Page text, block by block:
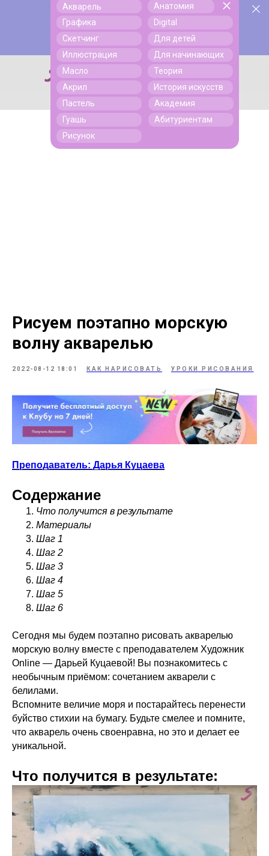
Поиск
Поиск
Акварель
Графика
Скетчинг
Иллюстрация
Масло
Акрил
Пастель
Гуашь
Рисунок
Анатомия
Digital
Для детей
Для начинающих
Теория
История искусств
Академия
Абитуриентам
Рисуем поэтапно морскую
волну акварелью
2022-08-12 18:01 КАК НАРИСОВАТЬ УРОКИ РИСОВАНИЯ
Преподаватель: Дарья Куцаева
Содержание
Что получится в результате
Материалы
Шаг 1
Шаг 2
Шаг 3
Шаг 4
Шаг 5
Шаг 6
Сегодня мы будем поэтапно рисовать акварелью
морскую волну вместе с преподавателем Художник
Online — Дарьей Куцаевой! Вы познакомитесь с
необычным приёмом: сочетанием акварели с
белилами.
Вспомните величие моря и постарайтесь перенести
буйство стихии на бумагу. Будьте смелее и помните,
что акварель очень своенравна, но это и делает ее
уникальной.
Что получится в результате: